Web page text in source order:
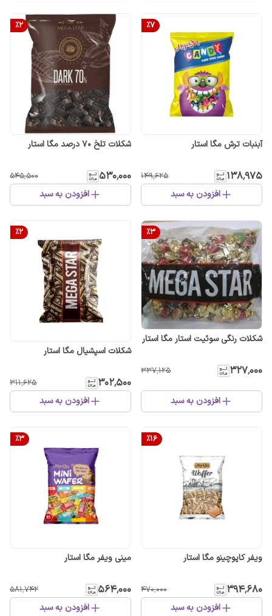
%7
آبنبات ترش مگا استار
۱۳۸٬۹۷۵ ۱۴۹٬۶۲۵
افزودن به سبد
%2
شکلات تلخ 70 درصد مگا استار
۵۳۰٬۰۰۰ ۵۴۵٬۵۰۰
افزودن به سبد
%3
شکلات رنگی سوئیت استار مگا استار
۳۲۷٬۰۰۰ ۳۳۷٬۱۲۵
افزودن به سبد
%2
شکلات اسپشیال مگا استار
۳۰۲٬۵۰۰ ۳۱۱٬۶۲۵
افزودن به سبد
%16
ویفر کاپوچینو مگا استار
۳۹۴٬۶۸۰ ۴۷۰٬۰۰۰
افزودن به سبد
%3
مینی ویفر مگا استار
۵۶۴٬۰۰۰ ۵۸۱٬۷۴۲
افزودن به سبد